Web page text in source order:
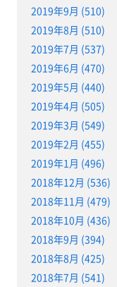
2019年9月 (510)
2019年8月 (510)
2019年7月 (537)
2019年6月 (470)
2019年5月 (440)
2019年4月 (505)
2019年3月 (549)
2019年2月 (455)
2019年1月 (496)
2018年12月 (536)
2018年11月 (479)
2018年10月 (436)
2018年9月 (394)
2018年8月 (425)
2018年7月 (541)